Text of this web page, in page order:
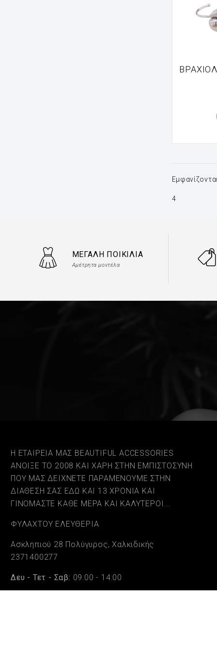
4
ΜΕΓΆΛΗ ΠΟΙΚΙΛΊΑ
Αμέτρητα μοντέλα
Η ΕΤΑΙΡΕΙΑ ΜΑΣ BEAUTIFUL ACCESSORIES
ΑΝΟΙΞΕ ΤΟ 2008 ΚΑΙ ΧΑΡΗ ΣΤΗΝ ΕΜΠΙΣΤΟΣΥΝΗ
ΠΟΥ ΜΑΣ ΔΕΙΧΝΕΤΕ ΠΑΡΑΜΕΝΟΥΜΕ ΣΤΗΝ
ΔΙΑΘΕΣΗ ΣΑΣ ΕΔΩ ΚΑΙ 13 ΧΡΟΝΙΑ ΚΑΙ
ΓΙΝΟΜΑΣΤΕ ΚΑΘΕ ΜΕΡΑ ΚΑΙ ΚΑΛΥΤΕΡΟΙ...
ΦΥΛΑΧΤΟΥ ΕΛΕΥΘΕΡΙΑ
Ασκληπιού 28 Πολύγυρος, Χαλκιδικής
2371400277
Δευ - Τετ - Σαβ: 09:00 - 14:00